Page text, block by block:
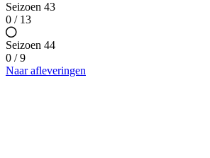
Seizoen 43
0 / 13
Seizoen 44
0 / 9
Naar afleveringen